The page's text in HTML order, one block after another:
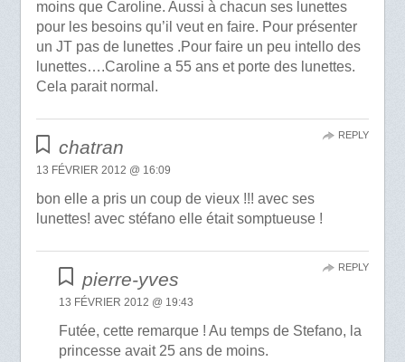
moins que Caroline. Aussi à chacun ses lunettes
pour les besoins qu’il veut en faire. Pour présenter
un JT pas de lunettes .Pour faire un peu intello des
lunettes….Caroline a 55 ans et porte des lunettes.
Cela parait normal.
chatran
13 FÉVRIER 2012 @ 16:09
bon elle a pris un coup de vieux !!! avec ses
lunettes! avec stéfano elle était somptueuse !
REPLY
pierre-yves
13 FÉVRIER 2012 @ 19:43
Futée, cette remarque ! Au temps de Stefano, la
princesse avait 25 ans de moins.
REPLY